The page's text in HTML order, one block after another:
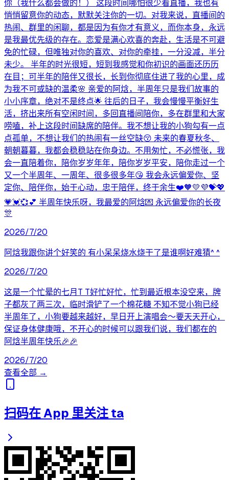
你（我什么都会做的！） 这段时间哪怕很少看直播，我也有
悄悄留意你的动态，默默关注你的一切。对我来说，直播间的
热闹、群里的闲聊，都是因为有你才有意义，而你本身，永远
是我最优先级的存在。恋爱是满心欢喜的奔赴，生活是不可避
免的忙碌，但唯独对你的喜欢、对你的牵挂，一分没减，半分
未少。 半年的时光很短，短到我感觉和你初识的画面还历历
在目；可半年的陪伴又很长，长到你彻底住进了我的心里，成
为我不可或缺的温柔🌸 亲爱的阿焓，半周年只是我们故事的
小小序章，绝对不是终点🌟 往后的日子，我会慢慢平衡好生
活，挤出来所有空闲时间，多回直播间陪你，多在群里和大家
唠嗑，补上这段时间缺席的陪伴。我不想让我的小狗勾有一点
点孤单，不想让我们的热闹有一丝空缺😚 未来的春夏秋冬、
朝朝暮暮，我都会稳稳站在你身边。不用匆忙，不必慌张，我
会一直陪着你，陪你岁岁年年，陪你岁岁平安，陪你走过一个
又一个半周年、一周年、很多很多年😘 我会永远偏爱你、坚
定你、陪伴你，始于心动，忠于陪伴，终于余生❤️🧡💛💜💝💖
💗💓💞💕 半周年快乐呀，我最爱的阿焓💌 永远偏爱你的长夜
🎊
2026/7/20
阿焓我跟你讲个好笑的 有小呆呆烧水烧干了是谁啊好难猜^ ^
2026/7/20
这是一个忙晕的七月T T好忙好忙，忙到最近根本没空来，牌
子都灰了两三次，临时滑铲了一个棉花糖 不知不觉小狗已经
半周年了，小狗要越来越好，早日开上演唱会～要天天开心，
保证身体健康哦，不开心的时候可以跟我们说，我们都在的
阿焓半周年快乐🎉🎉
2026/7/20
查看全部 →
扫码在 App 里关注 ta